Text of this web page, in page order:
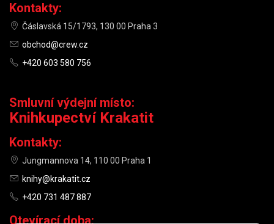
Kontakty:
Čáslavská 15/1793, 130 00 Praha 3
obchod@crew.cz
+420 603 580 756
Smluvní výdejní místo:
Knihkupectví Krakatit
Kontakty:
Jungmannova 14, 110 00 Praha 1
knihy@krakatit.cz
+420 731 487 887
Otevírací doba: